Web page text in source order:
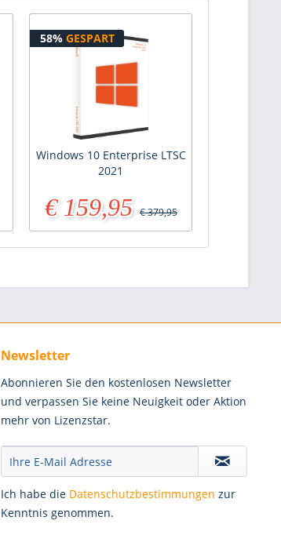
58% GESPART
Windows 10 Enterprise LTSC
2021
€ 159,95 € 379,95
Newsletter
Abonnieren Sie den kostenlosen Newsletter
und verpassen Sie keine Neuigkeit oder Aktion
mehr von Lizenzstar.
Ich habe die Datenschutzbestimmungen zur
Kenntnis genommen.